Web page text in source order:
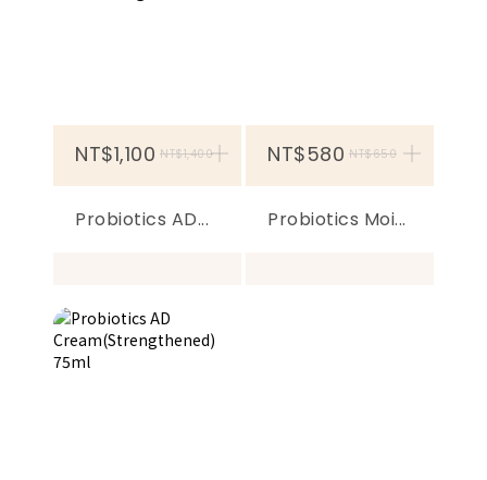
NT$1,100 NT$1,400 加入購物車
Probiotics AD...
NT$580 NT$650
Probiotics Moi...